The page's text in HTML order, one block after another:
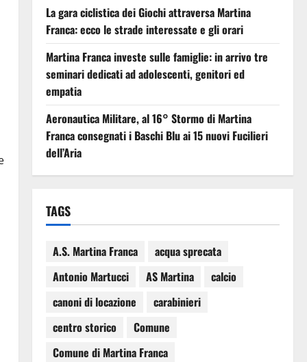
La gara ciclistica dei Giochi attraversa Martina
Franca: ecco le strade interessate e gli orari
Martina Franca investe sulle famiglie: in arrivo tre
seminari dedicati ad adolescenti, genitori ed
empatia
Aeronautica Militare, al 16° Stormo di Martina
Franca consegnati i Baschi Blu ai 15 nuovi Fucilieri
dell’Aria
TAGS
A.S. Martina Franca
acqua sprecata
Antonio Martucci
AS Martina
calcio
canoni di locazione
carabinieri
centro storico
Comune
Comune di Martina Franca